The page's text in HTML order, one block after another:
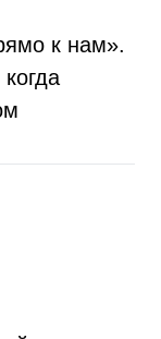
к нам».